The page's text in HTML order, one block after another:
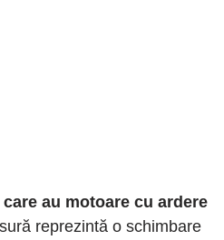
au motoare cu ardere
reprezintă o schimbare